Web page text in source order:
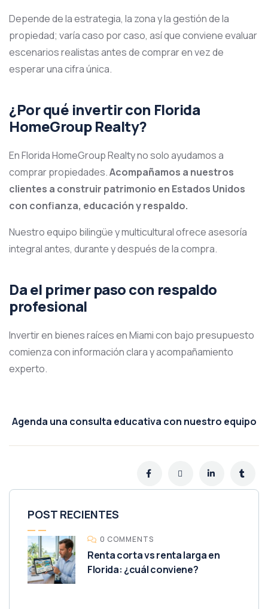
Depende de la estrategia, la zona y la gestión de la
propiedad; varía caso por caso, así que conviene evaluar
escenarios realistas antes de comprar en vez de
esperar una cifra única.
¿Por qué invertir con Florida
HomeGroup Realty?
En Florida HomeGroup Realty no solo ayudamos a
comprar propiedades.Acompañamos a nuestros
clientes a construir patrimonio en Estados Unidos
con confianza, educación y respaldo.
Nuestro equipo bilingüe y multicultural ofrece asesoría
integral antes, durante y después de la compra.
Da el primer paso con respaldo
profesional
Invertir en bienes raíces en Miami con bajo presupuesto
comienza con información clara y acompañamiento
experto.
Agenda una consulta educativa con nuestro equipo
POST RECIENTES
0 COMMENTS
Renta corta vs renta larga en
Florida: ¿cuál conviene?